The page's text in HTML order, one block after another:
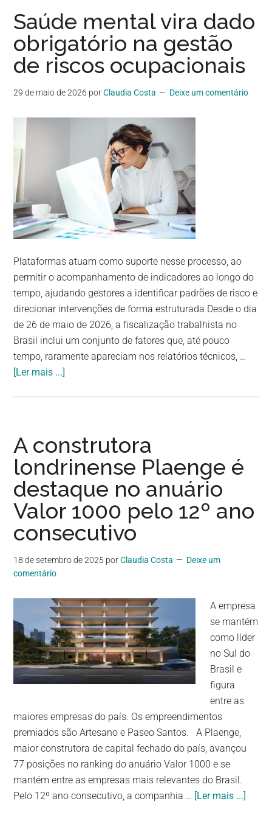
Saúde mental vira dado
obrigatório na gestão
de riscos ocupacionais
29 de maio de 2026 porClaudia Costa Deixe um comentário
Plataformas atuam como suporte nesse processo, ao
permitir o acompanhamento de indicadores ao longo do
tempo, ajudando gestores a identificar padrões de risco e
direcionar intervenções de forma estruturada Desde o dia
de 26 de maio de 2026, a fiscalização trabalhista no
Brasil inclui um conjunto de fatores que, até pouco
tempo, raramente apareciam nos relatórios técnicos, …
[Ler mais ...]
A construtora
londrinense Plaenge é
destaque no anuário
Valor 1000 pelo 12º ano
consecutivo
18 de setembro de 2025 porClaudia Costa
Deixe um
comentário
A empresa
se mantém
como líder
no Sul do
Brasil e
figura
entre as
maiores empresas do país. Os empreendimentos
premiados são Artesano e Paseo Santos. A Plaenge,
maior construtora de capital fechado do país, avançou
77 posições no ranking do anuário Valor 1000 e se
mantém entre as empresas mais relevantes do Brasil.
Pelo 12º ano consecutivo, a companhia … [Ler mais ...]